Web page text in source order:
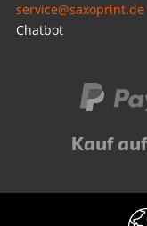
service@saxoprint.de
Chatbot
Kauf